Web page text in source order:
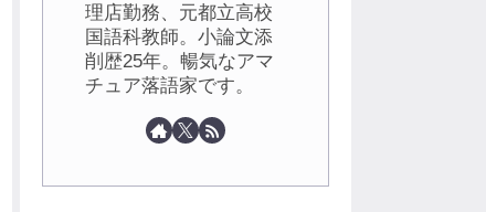
理店勤務、元都立高校
国語科教師。小論文添
削歴25年。暢気なアマ
チュア落語家です。